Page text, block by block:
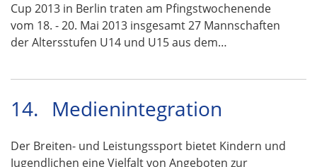
Cup 2013 in Berlin traten am Pfingstwochenende
vom 18. - 20. Mai 2013 insgesamt 27 Mannschaften
der Altersstufen U14 und U15 aus dem…
14. Medienintegration
Der Breiten- und Leistungssport bietet Kindern und
Jugendlichen eine Vielfalt von Angeboten zur